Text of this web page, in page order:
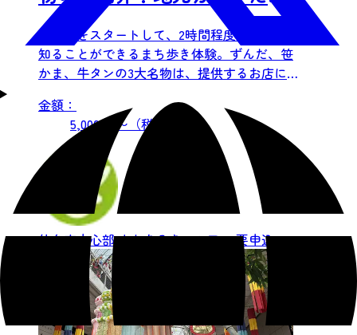
らこそ知る仙台の街中をめぐ
る2時間(試食つき）
仙台駅をスタートして、2時間程度で仙台を
知ることができるまち歩き体験。ずんだ、笹
かま、牛タンの3大名物は、提供するお店に
金額：
5,000 円〜（税込）
仙台市中心部まちあるき・ツアー要申込